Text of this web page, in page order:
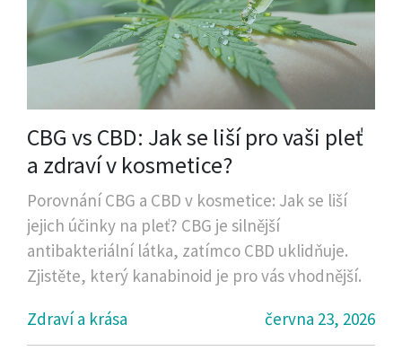
CBG vs CBD: Jak se liší pro vaši pleť
a zdraví v kosmetice?
Porovnání CBG a CBD v kosmetice: Jak se liší
jejich účinky na pleť? CBG je silnější
antibakteriální látka, zatímco CBD uklidňuje.
Zjistěte, který kanabinoid je pro vás vhodnější.
Zdraví a krása
června 23, 2026